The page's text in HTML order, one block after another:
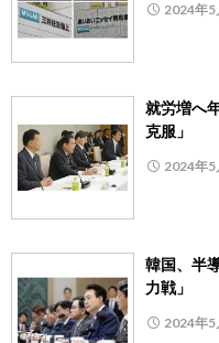
2024年5
就労増へ
克服」
2024年5
韓国、半
力戦」
2024年5